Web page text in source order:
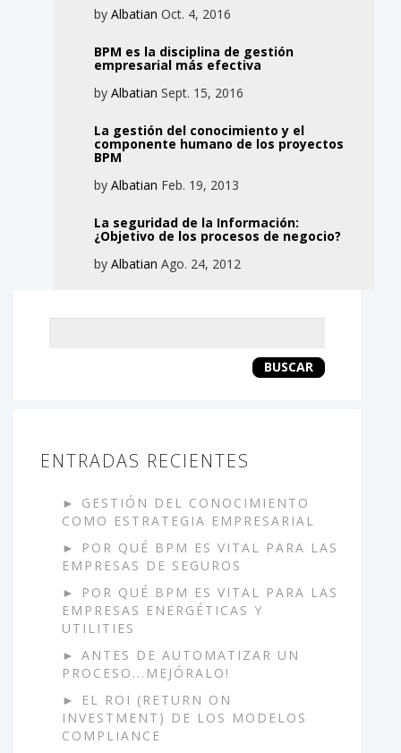
by Albatian Oct. 4, 2016
BPM es la disciplina de gestión
empresarial más efectiva
by Albatian Sept. 15, 2016
La gestión del conocimiento y el
componente humano de los proyectos
BPM
by Albatian Feb. 19, 2013
La seguridad de la Información:
¿Objetivo de los procesos de negocio?
by Albatian Ago. 24, 2012
searchBUSCAR
ENTRADAS RECIENTES
GESTIÓN DEL CONOCIMIENTO
COMO ESTRATEGIA EMPRESARIAL
POR QUÉ BPM ES VITAL PARA LAS
EMPRESAS DE SEGUROS
POR QUÉ BPM ES VITAL PARA LAS
EMPRESAS ENERGÉTICAS Y
UTILITIES
ANTES DE AUTOMATIZAR UN
PROCESO...MEJÓRALO!
EL ROI (RETURN ON
INVESTMENT) DE LOS MODELOS
COMPLIANCE